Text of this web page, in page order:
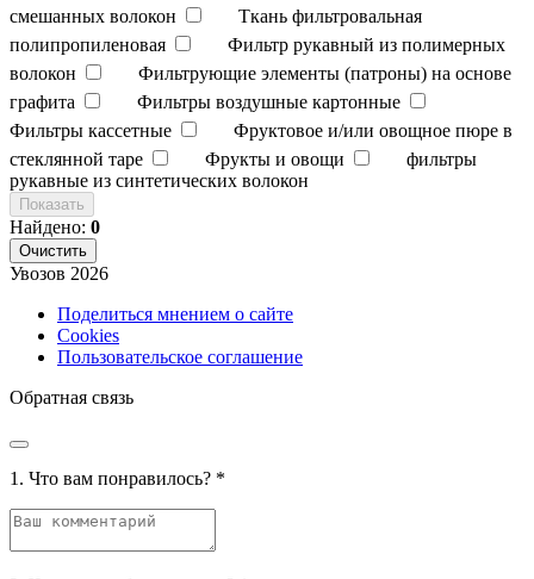
смешанных волокон
Ткань фильтровальная
полипропиленовая
Фильтр рукавный из полимерных
волокон
Фильтрующие элементы (патроны) на основе
графита
Фильтры воздушные картонные
Фильтры кассетные
Фруктовое и/или овощное пюре в
стеклянной таре
Фрукты и овощи
фильтры
рукавные из синтетических волокон
Показать
Найдено: 0
Очистить
Увозов 2026
Поделиться мнением о сайте
Cookies
Пользовательское соглашение
Обратная связь
1. Что вам понравилось? *